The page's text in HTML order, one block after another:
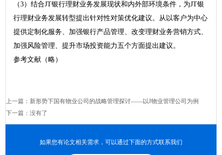
（3）结合JT银行理财业务发展现状和内外部环境条件，为JT银
行理财业务发展转型提出针对性对策优化建议。从以客户为中心
提供定制化服务、加强银行产品管理、改变理财业务营销方式、
加强风险管理、提升市场投资能力五个方面提出建议。
参考文献（略）
上一篇： 新形势下国有物业公司的战略管理探讨——以J物业管理公司为例
下一篇：没有了
如果您有论文相关需求，可以通过下面的方式联系我们